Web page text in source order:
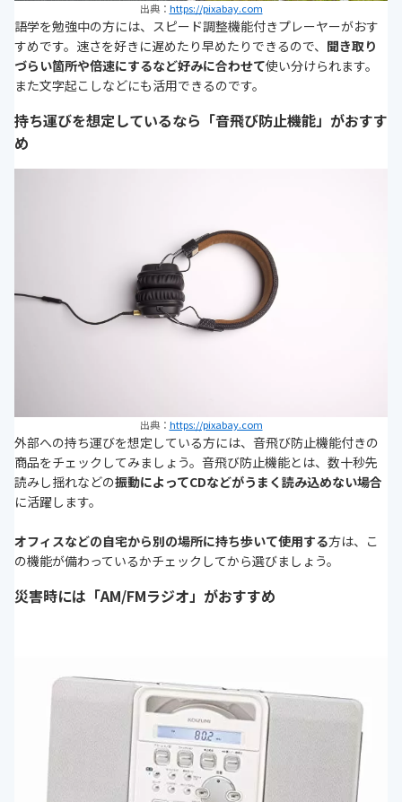
出典： https://pixabay.com
語学を勉強中の方には、スピード調整機能付きプレーヤーがおす
すめです。速さを好きに遅めたり早めたりできるので、 聞き取り
づらい箇所や倍速にするなど好みに合わせて使い分けられます。
また文字起こしなどにも活用できるのです。
持ち運びを想定しているなら「音飛び防止機能」がおすす
め
出典： https://pixabay.com
外部への持ち運びを想定している方には、音飛び防止機能付きの
商品をチェックしてみましょう。音飛び防止機能とは、数十秒先
読みし揺れなどの振動によってCDなどがうまく読み込めない場合
に活躍します。
オフィスなどの自宅から別の場所に持ち歩いて使用する方は、こ
の機能が備わっているかチェックしてから選びましょう。
災害時には「AM/FMラジオ」がおすすめ